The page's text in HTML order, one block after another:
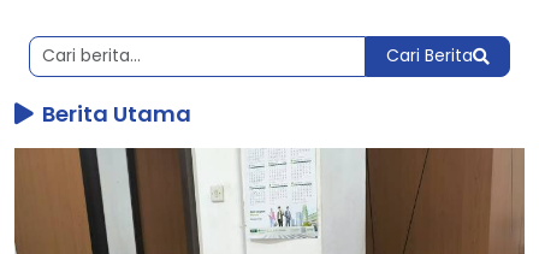
Terbaru
Kota
Tangerang
Cari Berita
Berita Utama